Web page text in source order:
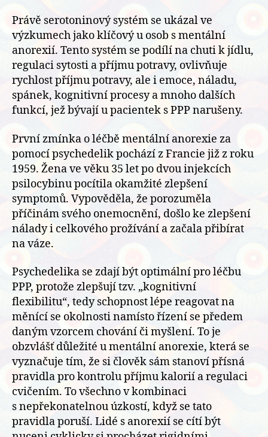
Právě serotoninový systém se ukázal ve
výzkumech jako klíčový u osob s mentální
anorexií. Tento systém se podílí na chuti k jídlu,
regulaci sytosti a příjmu potravy, ovlivňuje
rychlost příjmu potravy, ale i emoce, náladu,
spánek, kognitivní procesy a mnoho dalších
funkcí, jež bývají u pacientek s PPP narušeny.
První zmínka o léčbě mentální anorexie za
pomocí psychedelik pochází z Francie již z roku
1959. Žena ve věku 35 let po dvou injekcích
psilocybinu pocítila okamžité zlepšení
symptomů. Vypověděla, že porozuměla
příčinám svého onemocnění, došlo ke zlepšení
nálady i celkového prožívání a začala přibírat
na váze.
Psychedelika se zdají být optimální pro léčbu
PPP, protože zlepšují tzv. „kognitivní
flexibilitu“, tedy schopnost lépe reagovat na
měnící se okolnosti namísto řízení se předem
daným vzorcem chování či myšlení. To je
obzvlášť důležité u mentální anorexie, která se
vyznačuje tím, že si člověk sám stanoví přísná
pravidla pro kontrolu příjmu kalorií a regulaci
cvičením. To všechno v kombinaci
s nepřekonatelnou úzkostí, když se tato
pravidla poruší. Lidé s anorexií se cítí být